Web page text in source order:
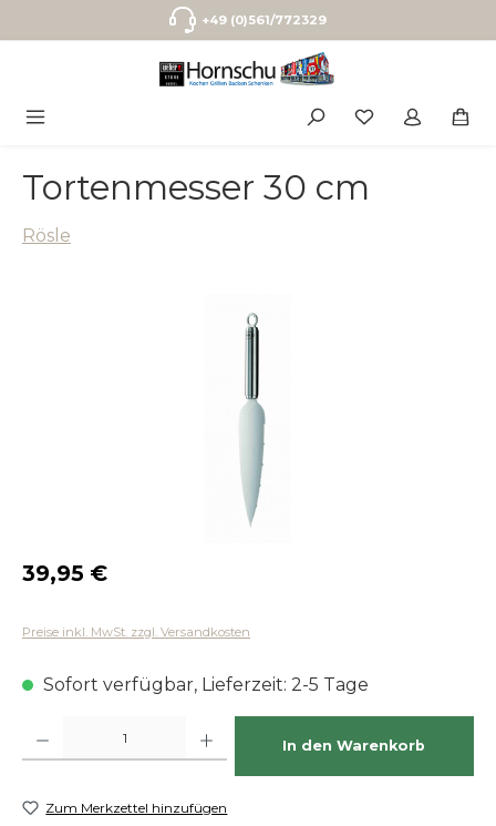
Zum Hauptinhalt springen+49 (0)561/772329
Tortenmesser 30 cm
Rösle
Regulärer Preis:
39,95 €
Preise inkl. MwSt. zzgl. Versandkosten
Sofort verfügbar, Lieferzeit: 2-5 Tage
In den Warenkorb
Zum Merkzettel hinzufügen